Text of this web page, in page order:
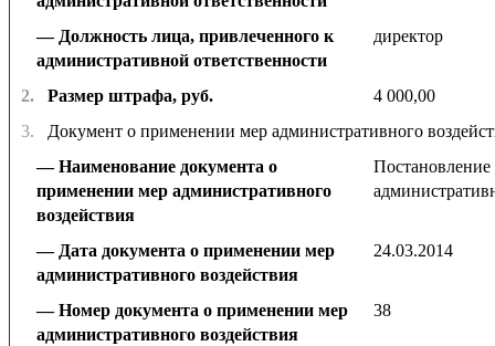
Должность лица, привлеченного к
административной ответственности
директор
2. Размер штрафа, руб.
4 000,00
3.
Документ о применении мер административного
Наименование документа о
применении мер административного
воздействия
Постановление
Дата документа о применении мер
административного воздействия
24.03.2014
Номер документа о применении мер
административного воздействия
38